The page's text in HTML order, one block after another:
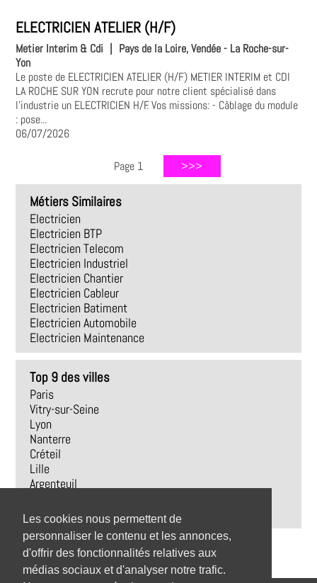
Les cookies nous permettent de
personnaliser le contenu et les annonces,
d'offrir des fonctionnalités relatives aux
médias sociaux et d'analyser notre trafic.
ELECTRICIEN ATELIER (H/F)
Metier Interim & Cdi
Pays de la Loire, Vendée - La Roche-sur-
Yon
Le poste de ELECTRICIEN ATELIER (H/F) METIER INTERIM et CDI
LA ROCHE SUR YON recrute pour notre client spécialisé dans
l'industrie un ELECTRICIEN H/F. Vos missions: - Câblage du module
: pose...
06/07/2026
Page 1
Métiers Similaires
Electricien
Electricien BTP
Electricien Telecom
Electricien Industriel
Electricien Chantier
Electricien Cableur
Electricien Batiment
Electricien Automobile
Electricien Maintenance
Top 9 des villes
Paris
Vitry-sur-Seine
Lyon
Nanterre
Créteil
Lille
Argenteuil
Boulogne-Billancourt